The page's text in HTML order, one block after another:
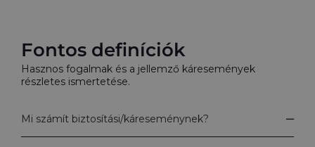
Fontos definíciók
Hasznos fogalmak és a jellemző káresemények
részletes ismertetése.
Mi számít biztosítási/káreseménynek?